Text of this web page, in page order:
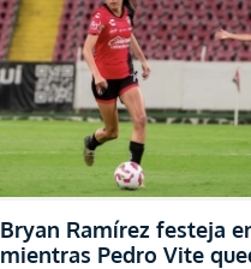
Bryan Ramírez festeja
mientras Pedro Vite